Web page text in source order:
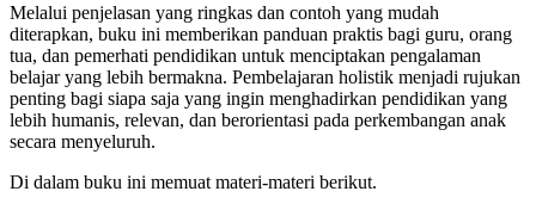
Melalui penjelasan yang ringkas dan contoh yang mudah
diterapkan, buku ini memberikan panduan praktis bagi guru, orang
tua, dan pemerhati pendidikan untuk menciptakan pengalaman
belajar yang lebih bermakna. Pembelajaran holistik menjadi rujukan
penting bagi siapa saja yang ingin menghadirkan pendidikan yang
lebih humanis, relevan, dan berorientasi pada perkembangan anak
secara menyeluruh.
Di dalam buku ini memuat materi-materi berikut.